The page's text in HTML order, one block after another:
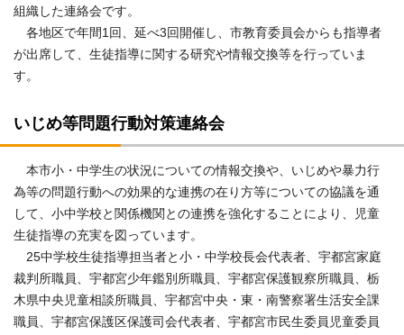
組織した連絡会です。
各地区で年間1回、延べ3回開催し、市教育委員会からも指導者
が出席して、生徒指導に関する研究や情報交換等を行っていま
す。
いじめ等問題行動対策連絡会
本市小・中学生の状況についての情報交換や、いじめや暴力行
為等の問題行動への効果的な連携の在り方等についての協議を通
して、小中学校と関係機関との連携を強化することにより、児童
生徒指導の充実を図っています。
25中学校生徒指導担当者と小・中学校長会代表者、宇都宮家庭
裁判所職員、宇都宮少年鑑別所職員、宇都宮保護観察所職員、栃
木県中央児童相談所職員、宇都宮中央・東・南警察署生活安全課
職員、宇都宮保護区保護司会代表者、宇都宮市民生委員児童委員